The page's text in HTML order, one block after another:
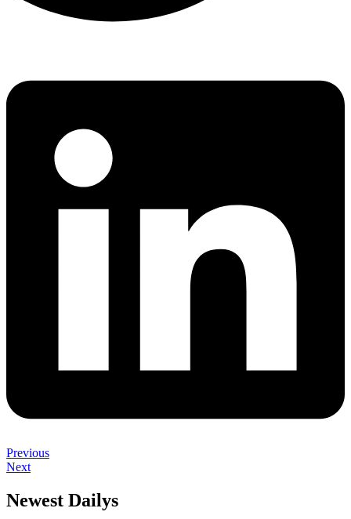
Previous
Next
Newest Dailys